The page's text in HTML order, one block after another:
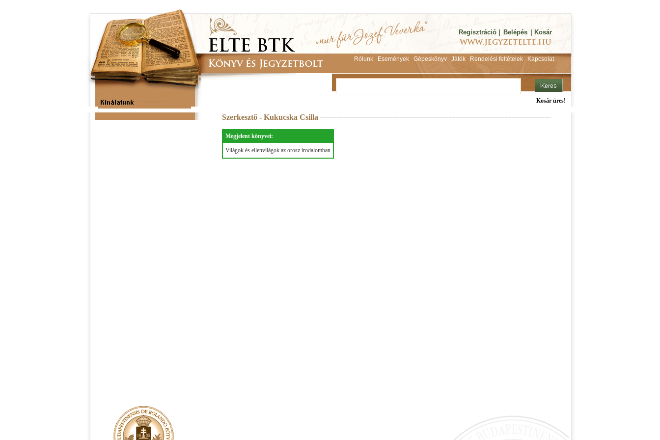
Regisztráció Belépés Kosár
Rólunk Események Gépeskönyv Játék Rendelési feltételek Kapcsolat
Kosár üres!
Szerkesztő - Kukucska Csilla
Megjelent könyvei:
Világok és ellenvilágok az orosz irodalomban